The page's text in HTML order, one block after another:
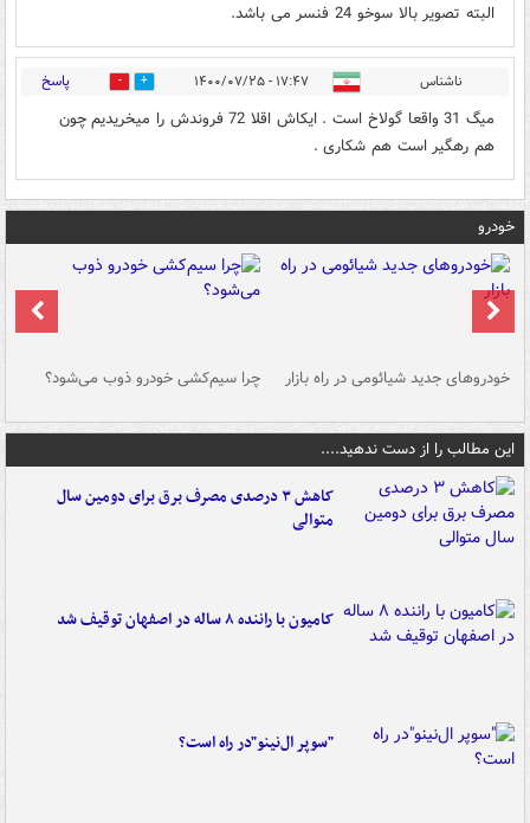
البته تصویر بالا سوخو 24 فنسر می باشد.
ناشناس ۱۷:۴۷ - ۱۴۰۰/۰۷/۲۵ 1 پاسخ
میگ 31 واقعا گولاخ است . ایکاش اقلا 72 فروندش را میخریدیم چون
هم رهگیر است هم شکاری .
خودرو
خودروهای جدید شیائومی در راه بازار چرا سیم‌کشی خودرو ذوب می‌شود؟
این مطالب را از دست ندهید....
کاهش ۳ درصدی مصرف برق برای دومین سال
متوالی
کامیون با راننده ۸ ساله در اصفهان توقیف شد
"سوپر ال‌نینو"در راه است؟